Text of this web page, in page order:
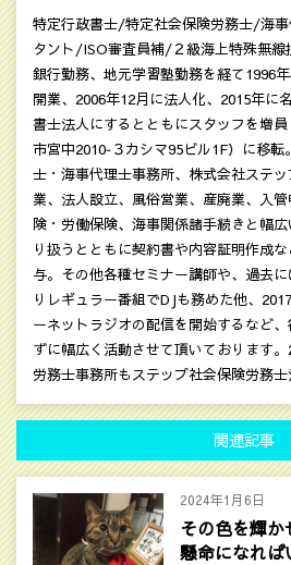
特定行政書士/特定社会保険労務士/海
タント/ISO審査員補/２級海上特殊無線
銀行勤務、地元学習塾勤務を経て1996
開業、2006年12月に法人化、2015年に
書士法人にするとともにスタッフを増
市宮中2010‐３カシマ95ビル1F）に移
士・海事代理士事務所、株式会社ステ
業、法人設立、風俗営業、産廃業、入
険・労働保険、海事関係諸手続きと幅
り扱うとともに契約書や内容証明作成
与。その他各種セミナー講師や、過去
りレギュラー番組でDJも務めた他、
ーネットラジオの配信を開始するなど
ずに幅広く活動させて頂いております
労務士事務所もステップ社会保険労務士
関連記事
2024年1月6日
その色を輝
懸命になれば